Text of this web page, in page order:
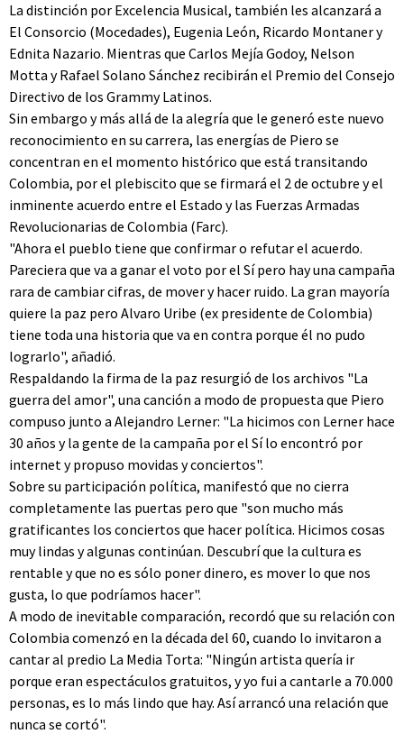
La distinción por Excelencia Musical, también les alcanzará a
El Consorcio (Mocedades), Eugenia León, Ricardo Montaner y
Ednita Nazario. Mientras que Carlos Mejía Godoy, Nelson
Motta y Rafael Solano Sánchez recibirán el Premio del Consejo
Directivo de los Grammy Latinos.
Sin embargo y más allá de la alegría que le generó este nuevo
reconocimiento en su carrera, las energías de Piero se
concentran en el momento histórico que está transitando
Colombia, por el plebiscito que se firmará el 2 de octubre y el
inminente acuerdo entre el Estado y las Fuerzas Armadas
Revolucionarias de Colombia (Farc).
"Ahora el pueblo tiene que confirmar o refutar el acuerdo.
Pareciera que va a ganar el voto por el Sí pero hay una campaña
rara de cambiar cifras, de mover y hacer ruido. La gran mayoría
quiere la paz pero Alvaro Uribe (ex presidente de Colombia)
tiene toda una historia que va en contra porque él no pudo
lograrlo", añadió.
Respaldando la firma de la paz resurgió de los archivos "La
guerra del amor", una canción a modo de propuesta que Piero
compuso junto a Alejandro Lerner: "La hicimos con Lerner hace
30 años y la gente de la campaña por el Sí lo encontró por
internet y propuso movidas y conciertos".
Sobre su participación política, manifestó que no cierra
completamente las puertas pero que "son mucho más
gratificantes los conciertos que hacer política. Hicimos cosas
muy lindas y algunas continúan. Descubrí que la cultura es
rentable y que no es sólo poner dinero, es mover lo que nos
gusta, lo que podríamos hacer".
A modo de inevitable comparación, recordó que su relación con
Colombia comenzó en la década del 60, cuando lo invitaron a
cantar al predio La Media Torta: "Ningún artista quería ir
porque eran espectáculos gratuitos, y yo fui a cantarle a 70.000
personas, es lo más lindo que hay. Así arrancó una relación que
nunca se cortó".